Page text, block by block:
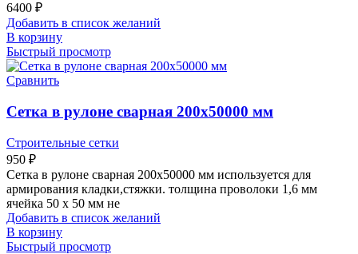
6400 ₽
Добавить в список желаний
В корзину
Быстрый просмотр
Сравнить
Сетка в рулоне сварная 200х50000 мм
Строительные сетки
950 ₽
Сетка в рулоне сварная 200х50000 мм используется для
армирования кладки,стяжки. толщина проволоки 1,6 мм
ячейка 50 х 50 мм не
Добавить в список желаний
В корзину
Быстрый просмотр